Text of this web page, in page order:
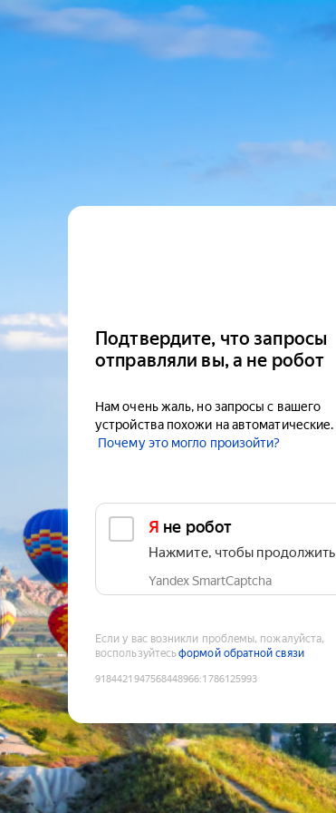
Подтвердите, что запросы
отправляли вы, а не робот
Нам очень жаль, но запросы с вашего
устройства похожи на автоматические.
Почему это могло произойти?
Я не робот
Нажмите, чтобы продолжить
Yandex SmartCaptcha
Если у вас возникли проблемы, пожалуйста,
воспользуйтесьформой обратной связи
9184421947568448966:1786125993